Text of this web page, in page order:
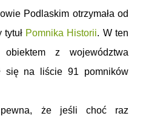
Podlaskim otrzymała od
Pomnika Historii. W ten
z województwa
się na liście 91 pomników
pewna, że jeśli choć raz